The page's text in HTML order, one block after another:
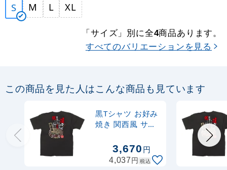
S M L XL
「サイズ」別に全4商品あります。
すべてのバリエーションを見る
この商品を見た人はこんな商品も見ています
黒Tシャツ お好み
焼き 関西風 サイ
3,670円
4,037円 税込